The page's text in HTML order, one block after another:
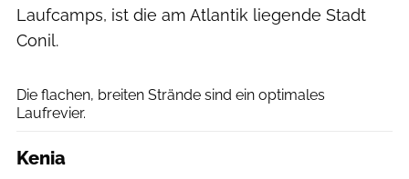
Laufcamps, ist die am Atlantik liegende Stadt
Conil.
Die flachen, breiten Strände sind ein optimales
Laufrevier.
Kenia